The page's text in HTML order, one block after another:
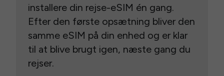
installere din rejse-eSIM én gang.
Efter den første opsætning bliver den
samme eSIM på din enhed og er klar
til at blive brugt igen, næste gang du
rejser.